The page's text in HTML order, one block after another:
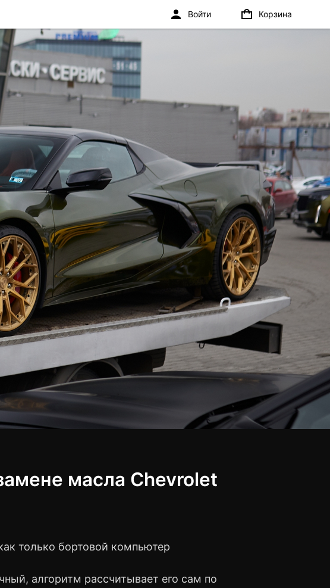
масла ​Chevrolet
только бортовой компьютер
алгоритм рассчитывает его сам по
Войти Корзина